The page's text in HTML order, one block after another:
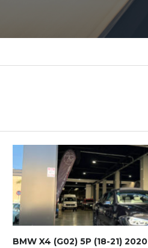
BMW X4 (G02) 5P (18-21) 2020